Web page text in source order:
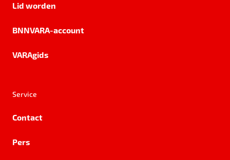
Lid worden
BNNVARA-account
VARAgids
Service
Contact
Pers